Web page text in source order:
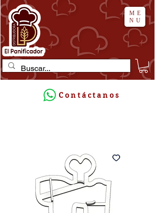
ME
NU
Contáctanos